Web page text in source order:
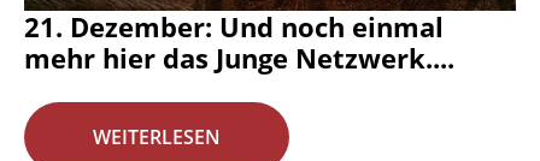
21. Dezember: Und noch einmal
mehr hier das Junge Netzwerk....
WEITERLESEN